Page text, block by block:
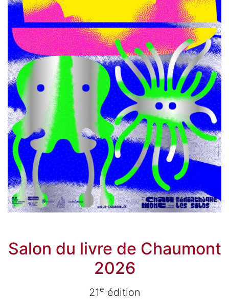
Salon du livre de Chaumont
2026
21 e édition